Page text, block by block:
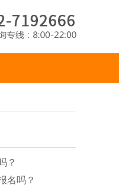
？
名吗？